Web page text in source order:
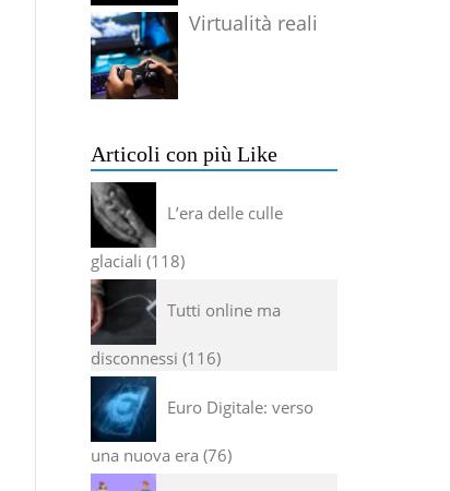
Virtualità reali
Articoli con più Like
L’era delle culle
glaciali 118
Tutti online ma
disconnessi 116
Euro Digitale: verso
una nuova era 76